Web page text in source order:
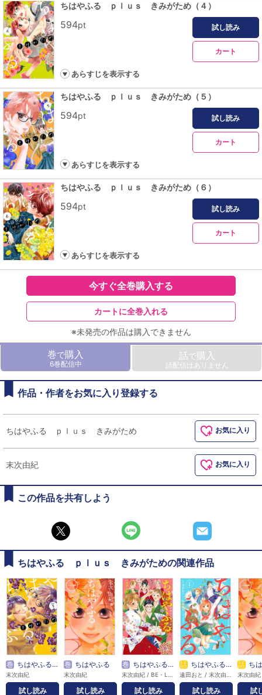
ちはやふる ｐｌｕｓ きみがため（４）
594pt 試し読み
カート
あらすじを表示する
ちはやふる ｐｌｕｓ きみがため（５）
594pt 試し読み
カート
あらすじを表示する
ちはやふる ｐｌｕｓ きみがため（６）
594pt 試し読み
カート
あらすじを表示する
今すぐ全巻購入する
カートに全巻入れる
※未発売の作品は購入できません
巻で購入
6巻配信中
話で購入
話配信はありません
作品・作者をお気に入り登録する
ちはやふる ｐｌｕｓ きみがため お気に入り
末次由紀 お気に入り
この作品を共有しよう
ちはやふる ｐｌｕｓ きみがための関連作品
巻 ちはやふる ｐｌｕｓ きみがため 分冊版
末次由紀
試し読み
巻 ちはやふる
末次由紀
試し読み
巻 ちはやふる 公式コミックガイド
試し読み
話 ちはやふる 中学生編
試し読み
話 ち
末次由紀
試